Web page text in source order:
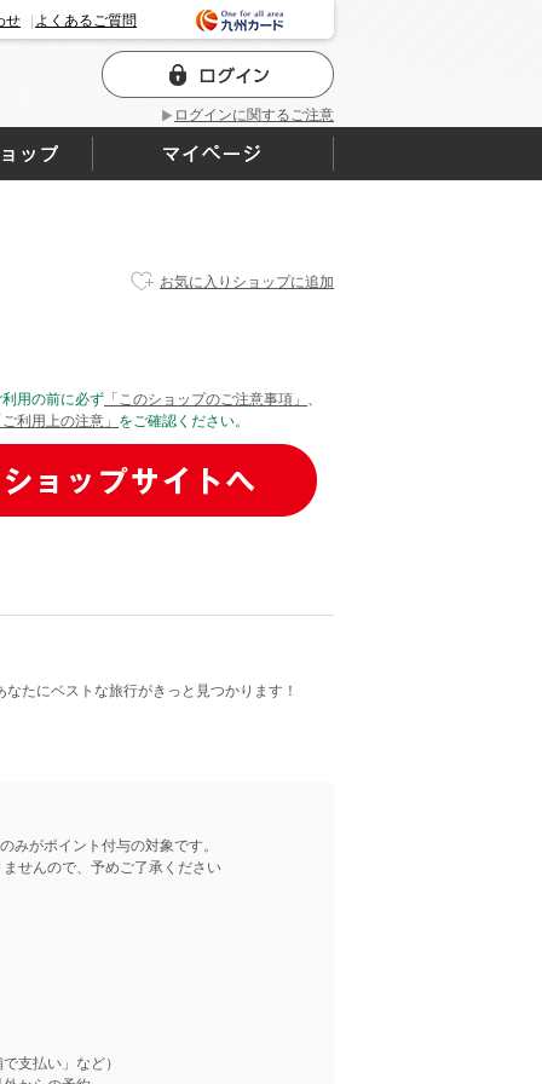
ログインに関するご注意
せ よくあるご質問
お気に入りショップに追加
利用の前に必ず 「このショップのご注意事項」 、
ご利用上の注意」 をご確認ください。
たにベストな旅行がきっと見つかります！
みがポイント付与の対象です。
せんので、予めご了承ください
支払い」など）